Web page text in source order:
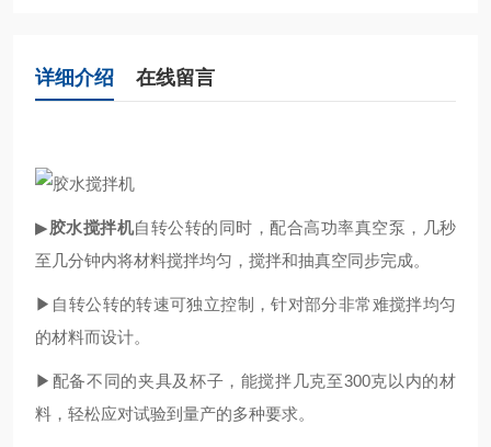
详细介绍 在线留言
▶胶水搅拌机自转公转的同时，配合高功率真空泵，几秒
至几分钟内将材料搅拌均匀，搅拌和抽真空同步完成。
▶自转公转的转速可独立控制，针对部分非常难搅拌均匀
的材料而设计。
▶配备不同的夹具及杯子，能搅拌几克至300克以内的材
料，轻松应对试验到量产的多种要求。